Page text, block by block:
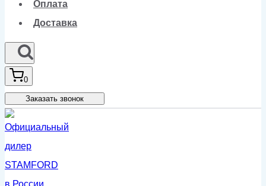
Оплата
Доставка
0
Заказать звонок